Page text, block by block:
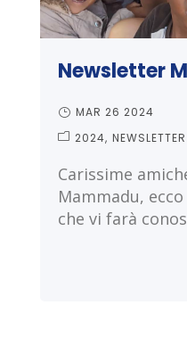
Newsletter
MAR 26 2024
2024 NEWSLETTER
Carissime
Mammadu,
che vi farà